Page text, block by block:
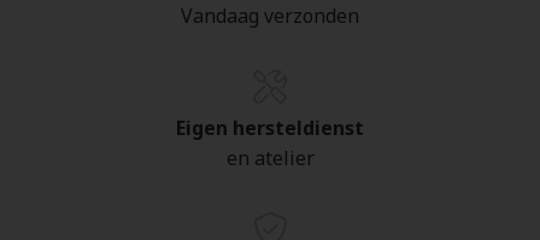
Vandaag verzonden
Eigen hersteldienst
en atelier